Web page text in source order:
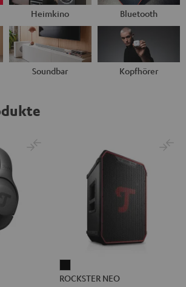
Heimkino Bluetooth
Soundbar Kopfhörer
NEO
ROCKSTER NEO